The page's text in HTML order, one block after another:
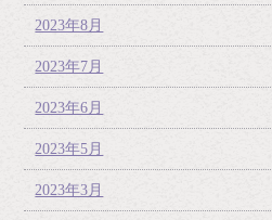
2023年8月
2023年7月
2023年6月
2023年5月
2023年3月